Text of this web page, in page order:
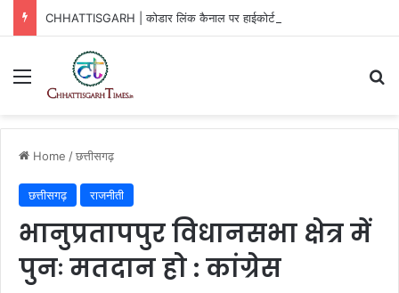
CHHATTISGARH | कोडार लिंक कैनाल पर हाईकोर्ट की बड़ी राहत
Menu
Home /छत्तीसगढ़
छत्तीसगढ़ राजनीती
भानुप्रतापपुर विधानसभा क्षेत्र में
पुनः मतदान हो : कांग्रेस